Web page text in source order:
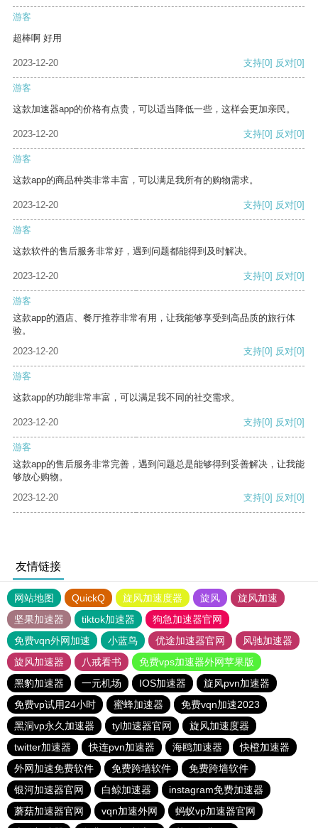
游客
超棒啊 好用
2023-12-20 支持[0] 反对[0]
游客
这款加速器app的价格有点贵，可以适当降低一些，这样会更加亲民。
2023-12-20 支持[0] 反对[0]
游客
这款app的商品种类非常丰富，可以满足我所有的购物需求。
2023-12-20 支持[0] 反对[0]
游客
这款软件的售后服务非常好，遇到问题都能得到及时解决。
2023-12-20 支持[0] 反对[0]
游客
这款app的酒店、餐厅推荐非常有用，让我能够享受到高品质的旅行体
验。
2023-12-20
支持[0] 反对[0]
游客
这款app的功能非常丰富，可以满足我不同的社交需求。
2023-12-20 支持[0] 反对[0]
游客
这款app的售后服务非常完善，遇到问题总是能够得到妥善解决，让我能
够放心购物。
2023-12-20
支持[0] 反对[0]
友情链接
网站地图 QuickQ 旋风加速度器 旋风
旋风加速
坚果加速器
tiktok加速器
狗急加速器官网
免费vqn外网加速
小蓝鸟 优途加速器官网
风驰加速器
旋风加速器
八戒看书
免费vps加速器外网苹果版
黑豹加速器
一元机场 IOS加速器
旋风pvn加速器
免费vp试用24小时
蜜蜂加速器
免费vqn加速2023
黑洞vp永久加速器
tyl加速器官网
旋风加速度器
twitter加速器
快连pvn加速器 海鸥加速器
快橙加速器
外网加速免费软件
免费跨墙软件
免费跨墙软件
银河加速器官网
白鲸加速器
instagram免费加速器
蘑菇加速器官网
vqn加速外网
蚂蚁vp加速器官网